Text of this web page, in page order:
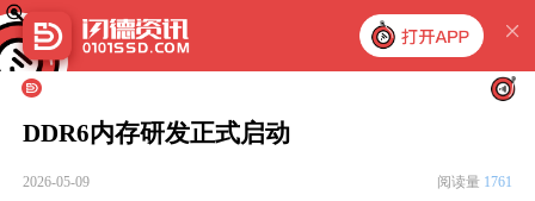
DDR6内存研发正式启动
2026-05-09 阅读量 1761